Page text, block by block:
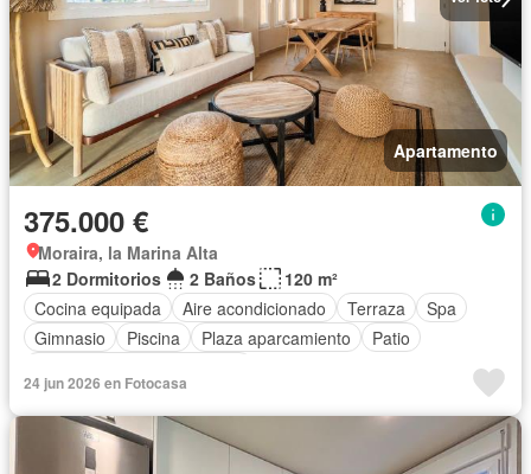
Apartamento
375.000 €
Moraira, la Marina Alta
2 Dormitorios
2 Baños
120 m²
Cocina equipada
Aire acondicionado Terraza
Spa
Gimnasio
Piscina Plaza aparcamiento
Patio
24 jun 2026 en Fotocasa